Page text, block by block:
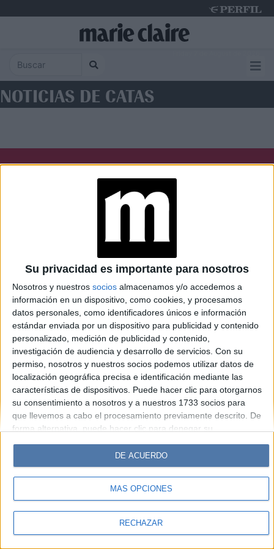
Su privacidad es importante para nosotros
Nosotros y nuestros socios almacenamos y/o accedemos a
información en un dispositivo, como cookies, y procesamos
datos personales, como identificadores únicos e información
estándar enviada por un dispositivo para publicidad y contenido
personalizado, medición de publicidad y contenido,
investigación de audiencia y desarrollo de servicios. Con su
permiso, nosotros y nuestros socios podemos utilizar datos de
localización geográfica precisa e identificación mediante las
características de dispositivos. Puede hacer clic para otorgarnos
su consentimiento a nosotros y a nuestros 1733 socios para
que llevemos a cabo el procesamiento previamente descrito. De
forma alternativa, puede hacer clic para denegar su
cambiar sus preferencias antes de otorgar su consentimiento.
Tenga en cuenta que algún procesamiento de sus datos
personales puede no requerir de su consentimiento, pero usted
tiene el derecho de rechazar tal procesamiento. Sus
sus preferencias o retirar su consentimiento en cualquier
MÁS OPCIONES
RECHAZAR
DE ACUERDO
NOTICIAS DE CATAS
Caras Noticias
Weekend Parabrisas
Look
Luz Mía Lunateen Break BATimes
© Perfil.com 2006-2019 - Todos los derechos reservados
Registro de Propiedad Intelectual: Nro. 5346433